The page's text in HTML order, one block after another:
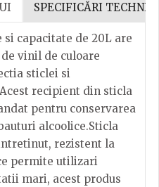
SPECIFICĂRI
capacitate de 20L are
vinil de culoare
sticlei si
recipient din sticla
pentru conservarea
alcoolice.Sticla
rezistent la
permite utilizari
mari, acest produs